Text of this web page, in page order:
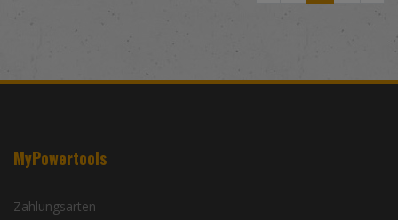
MyPowertools
Zahlungsarten